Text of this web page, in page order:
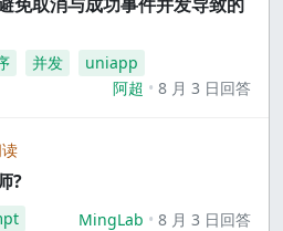
并发
uniapp
阿超
8 月 3 日回答
?
MingLab 8 月 3 日回答